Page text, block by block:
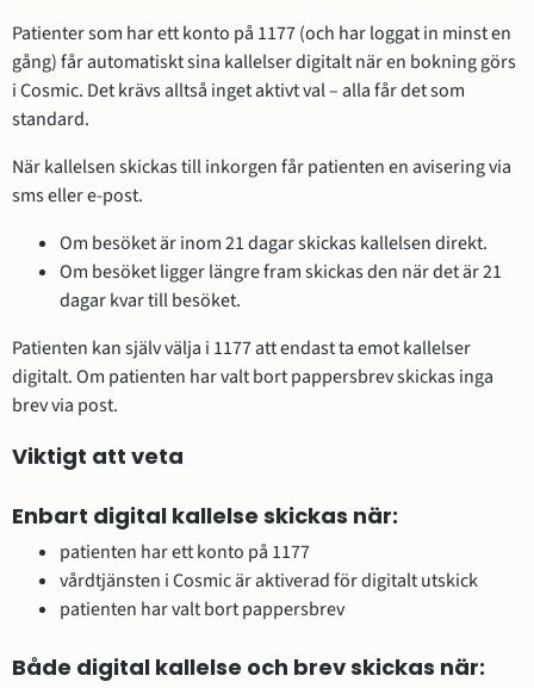
Patienter som har ett konto på 1177 (och har loggat in minst en
gång) får automatiskt sina kallelser digitalt när en bokning görs
i Cosmic. Det krävs alltså inget aktivt val – alla får det som
standard.
När kallelsen skickas till inkorgen får patienten en avisering via
sms eller e-post.
Om besöket är inom 21 dagar skickas kallelsen direkt.
Om besöket ligger längre fram skickas den när det är 21
dagar kvar till besöket.
Patienten kan själv välja i 1177 att endast ta emot kallelser
digitalt. Om patienten har valt bort pappersbrev skickas inga
brev via post.
Viktigt att veta
Enbart digital kallelse skickas när:
patienten har ett konto på 1177
vårdtjänsten i Cosmic är aktiverad för digitalt utskick
patienten har valt bort pappersbrev
Både digital kallelse och brev skickas när: